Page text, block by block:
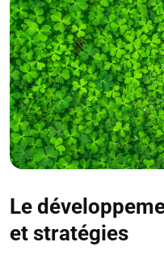
Le
et stratégies